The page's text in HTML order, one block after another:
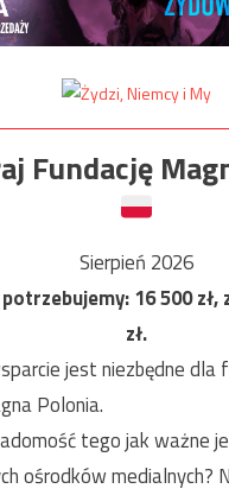
Fundację
Sierpień 2026
16 500zł,
zł.
jest niezbędne dla
Polonia.
tego jak ważne
ośrodków medialnych?